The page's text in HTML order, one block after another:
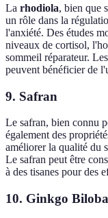
La rhodiola, bien que
un rôle dans la
l'anxiété. Des études
niveaux de cortisol,
sommeil réparateur.
peuvent bénéficier de
9. Safran
Le safran, bien connu
également des
améliorer la qualité du
Le safran peut être
à des tisanes pour des
10. Ginkgo Biloba